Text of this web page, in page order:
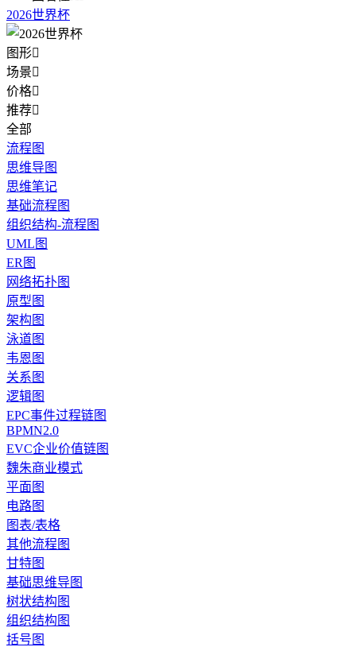
2026世界杯
图形
场景
价格
推荐
全部
流程图
思维导图
思维笔记
基础流程图
组织结构-流程图
UML图
ER图
网络拓扑图
原型图
架构图
泳道图
韦恩图
关系图
逻辑图
EPC事件过程链图
BPMN2.0
EVC企业价值链图
魏朱商业模式
平面图
电路图
图表/表格
其他流程图
甘特图
基础思维导图
树状结构图
组织结构图
括号图